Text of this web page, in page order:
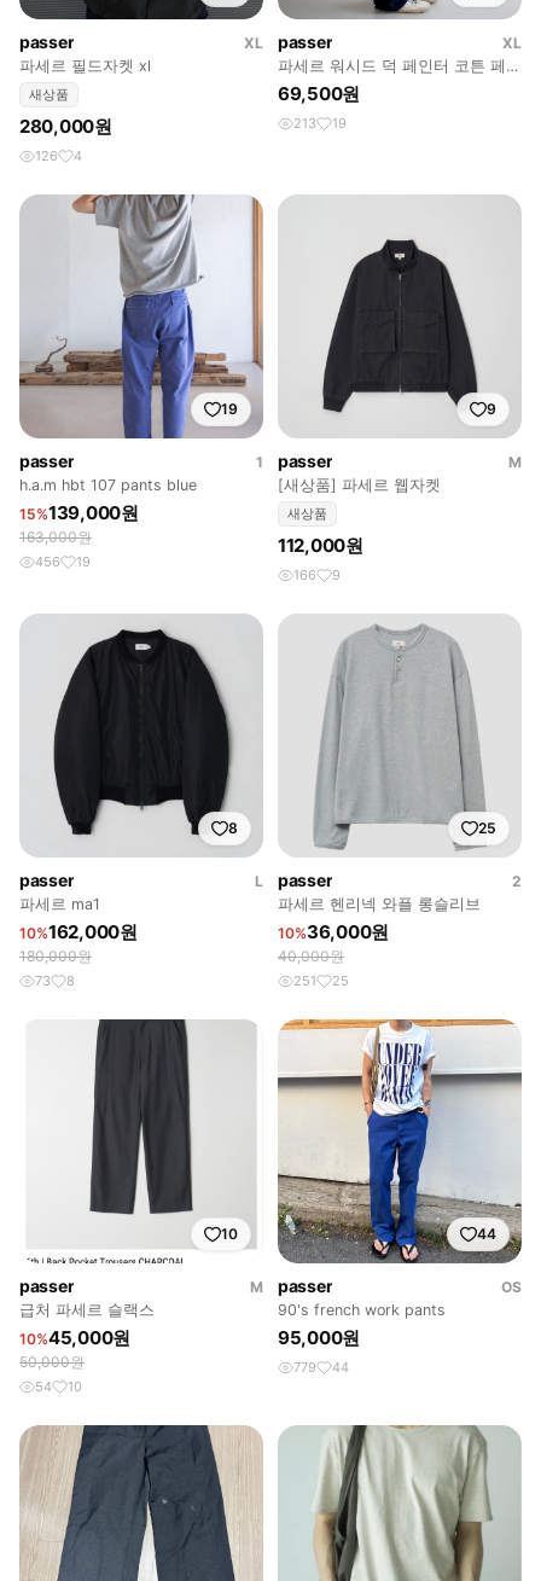
passer
XL
파세르 필드자켓 xl
새상품
280,000원
126 4
passer
XL
파세르 워시드 덕 페인터 코튼 페인
터 팬츠
69,500원
213 19
19
passer
1
h.a.m hbt 107 pants blue
15%139,000원
163,000원
456 19
9
passer
M
[새상품] 파세르 웹자켓
새상품
112,000원
166 9
8
passer
L
파세르 ma1
10%162,000원
180,000원
73 8
25
passer
2
파세르 헨리넥 와플 롱슬리브
10%36,000원
40,000원
251 25
10
passer
M
급처 파세르 슬랙스
10%45,000원
50,000원
54 10
44
passer
OS
90's french work pants
95,000원
779 44